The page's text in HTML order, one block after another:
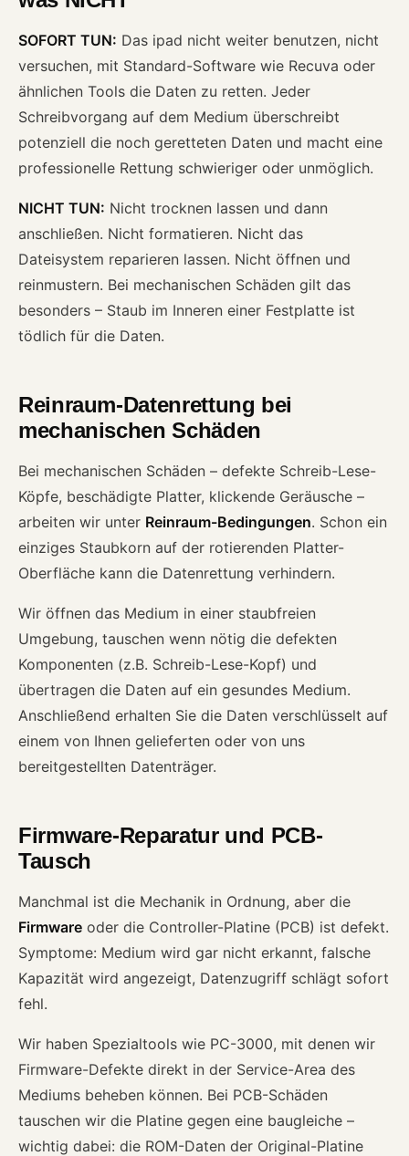
SOFORT TUN: Das ipad nicht weiter benutzen, nicht
versuchen, mit Standard-Software wie Recuva oder
ähnlichen Tools die Daten zu retten. Jeder
Schreibvorgang auf dem Medium überschreibt
potenziell die noch geretteten Daten und macht eine
professionelle Rettung schwieriger oder unmöglich.
NICHT TUN: Nicht trocknen lassen und dann
anschließen. Nicht formatieren. Nicht das
Dateisystem reparieren lassen. Nicht öffnen und
reinmustern. Bei mechanischen Schäden gilt das
besonders – Staub im Inneren einer Festplatte ist
tödlich für die Daten.
Reinraum-Datenrettung bei
mechanischen Schäden
Bei mechanischen Schäden – defekte Schreib-Lese-
Köpfe, beschädigte Platter, klickende Geräusche –
arbeiten wir unter Reinraum-Bedingungen. Schon ein
einziges Staubkorn auf der rotierenden Platter-
Oberfläche kann die Datenrettung verhindern.
Wir öffnen das Medium in einer staubfreien
Umgebung, tauschen wenn nötig die defekten
Komponenten (z.B. Schreib-Lese-Kopf) und
übertragen die Daten auf ein gesundes Medium.
Anschließend erhalten Sie die Daten verschlüsselt auf
einem von Ihnen gelieferten oder von uns
bereitgestellten Datenträger.
Firmware-Reparatur und PCB-
Tausch
Manchmal ist die Mechanik in Ordnung, aber die
Firmware oder die Controller-Platine (PCB) ist defekt.
Symptome: Medium wird gar nicht erkannt, falsche
Kapazität wird angezeigt, Datenzugriff schlägt sofort
fehl.
Wir haben Spezialtools wie PC-3000, mit denen wir
Firmware-Defekte direkt in der Service-Area des
Mediums beheben können. Bei PCB-Schäden
tauschen wir die Platine gegen eine baugleiche –
wichtig dabei: die ROM-Daten der Original-Platine